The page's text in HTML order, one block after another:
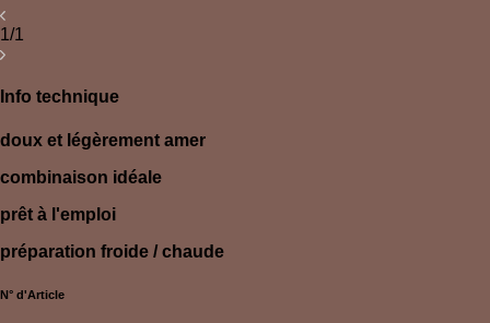
1/1
Info technique
doux et légèrement amer
combinaison idéale
prêt à l'emploi
préparation froide / chaude
N° d'Article